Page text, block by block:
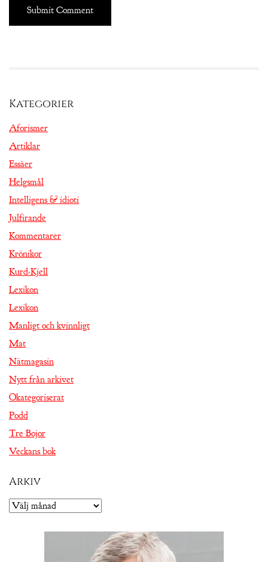
Kategorier
Aforismer
Artiklar
Essäer
Helgsmål
Intelligens & idioti
Julfirande
Kommentarer
Krönikor
Kurd-Kjell
Lexikon
Lexikon
Manligt och kvinnligt
Mat
Nätmagasin
Nytt från arkivet
Okategoriserat
Podd
Tre Bojor
Veckans bok
Arkiv
Arkiv